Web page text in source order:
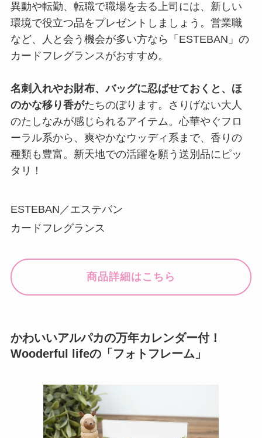
異動や転勤、転職で職場を去る上司には、新しい
環境で役立つ品をプレゼントしましょう。営業職
など、人と会う機会が多い方なら「ESTEBAN」の
カードフレグランスがおすすめ。
名刺入れやお財布、バッグに忍ばせておくと、ほ
のかな移り香がたちのぼります。さりげない大人
のたしなみが感じられるアイテム。心華やぐフロ
ーラル系から、爽やかなウッディ系まで、香りの
種類も豊富。新天地での活躍を願う送別品にピッ
タリ！
ESTEBAN／エステバン
カードフレグランス
商品詳細はこちら
かわいいアルパカの万年カレンダー付！
Wooderful lifeの「フォトフレーム」